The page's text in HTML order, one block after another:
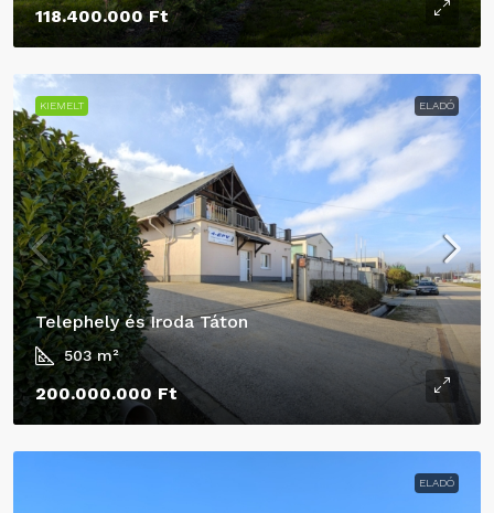
118.400.000 Ft
KIEMELT ELADÓ
Telephely és Iroda Táton
503 m²
200.000.000 Ft
ELADÓ